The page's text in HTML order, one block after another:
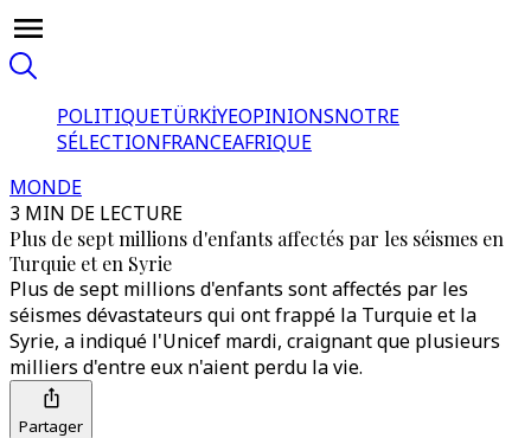
POLITIQUETÜRKİYEOPINIONSNOTRE
SÉLECTIONFRANCEAFRIQUE
MONDE
3 MIN DE LECTURE
Plus de sept millions d'enfants affectés par les séismes en
Turquie et en Syrie
Plus de sept millions d'enfants sont affectés par les
séismes dévastateurs qui ont frappé la Turquie et la
Syrie, a indiqué l'Unicef mardi, craignant que plusieurs
milliers d'entre eux n'aient perdu la vie.
Partager